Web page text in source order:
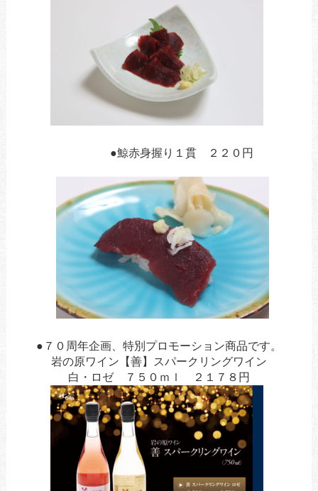
●鯨赤身握り１貫 ２２０円
●７０周年企画、特別プロモーション商品です。
岩の原ワイン【善】スパークリングワイン
白・ロゼ ７５０ｍｌ ２１７８円